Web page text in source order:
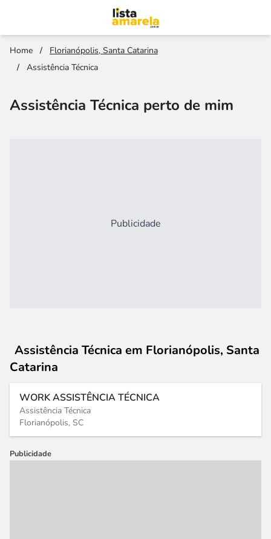
Home /
Florianópolis, Santa Catarina
/
Assistência Técnica
Assistência Técnica perto de mim
Publicidade
Assistência Técnica em Florianópolis, Santa
Catarina
WORK ASSISTÊNCIA TÉCNICA
Assistência Técnica
Florianópolis, SC
Publicidade